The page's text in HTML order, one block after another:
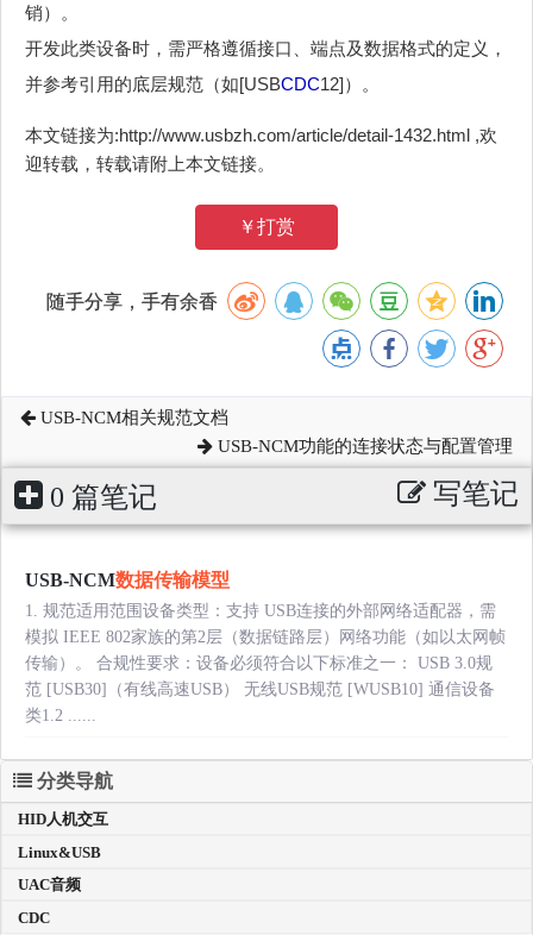
销）。
开发此类设备时，需严格遵循接口、端点及数据格式的定义，
并参考引用的底层规范（如[USBCDC12]）。
本文链接为:http://www.usbzh.com/article/detail-1432.html ,欢
迎转载，转载请附上本文链接。
￥打赏
随手分享，手有余香
USB-NCM相关规范文档
USB-NCM功能的连接状态与配置管理
0 篇笔记 写笔记
USB-NCM数据传输模型
1. 规范适用范围设备类型：支持 USB连接的外部网络适配器，需
模拟 IEEE 802家族的第2层（数据链路层）网络功能（如以太网帧
传输）。 合规性要求：设备必须符合以下标准之一： USB 3.0规
范 [USB30]（有线高速USB） 无线USB规范 [WUSB10] 通信设备
类1.2 ......
分类导航
HID人机交互
Linux&USB
UAC音频
CDC